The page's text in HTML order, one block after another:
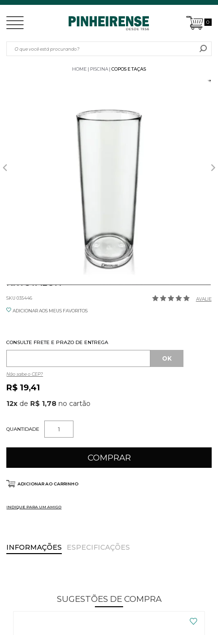
0
HOME PISCINA COPOS E TAÇAS
COPO LONG DRINK 320ML ACRILICO
KRYSTALON
SKU 035446 AVALIE
ADICIONAR AOS MEUS FAVORITOS
CONSULTE FRETE E PRAZO DE ENTREGA
Não sabe o CEP?
R$ 19,41
12x de R$ 1,78
QUANTIDADE
COMPRAR
ADICIONAR AO CARRINHO
INDIQUE PARA UM AMIGO
INFORMAÇÕES ESPECIFICAÇÕES
SUGESTÕES DE COMPRA